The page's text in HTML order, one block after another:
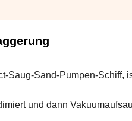
Saug-Sand-Pumpen-Schiff,
und dann